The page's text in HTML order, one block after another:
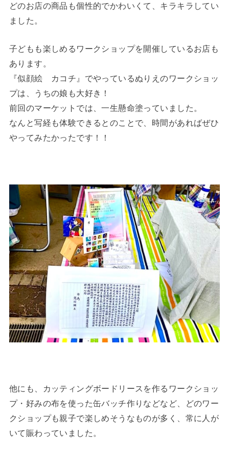
どのお店の商品も個性的でかわいくて、キラキラしてい
ました。
子どもも楽しめるワークショップを開催しているお店も
あります。
『似顔絵 カコチ』でやっているぬりえのワークショッ
プは、うちの娘も大好き！
前回のマーケットでは、一生懸命塗っていました。
なんと写経も体験できるとのことで、時間があればぜひ
やってみたかったです！！
他にも、カッティングボードリースを作るワークショッ
プ・好みの布を使った缶バッチ作りなどなど、どのワー
クショップも親子で楽しめそうなものが多く、常に人が
いて賑わっていました。